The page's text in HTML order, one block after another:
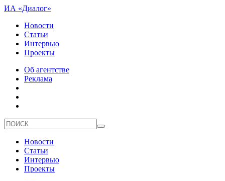
ИА «Диалог»
Новости
Статьи
Интервью
Проекты
Об агентстве
Реклама
Новости
Статьи
Интервью
Проекты